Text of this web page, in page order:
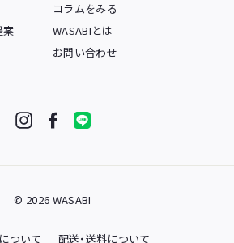
案
コラムをみる
WASABIとは
お問い合わせ
© 2026 WASABI
ついて 配送・送料について